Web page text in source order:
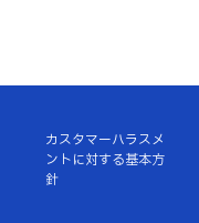
カスタマーハラスメ
ントに対する基本方
針